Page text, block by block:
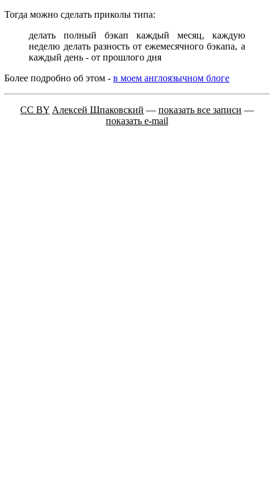
Тогда можно сделать приколы типа:
делать полный бэкап каждый месяц, каждую
неделю делать разность от ежемесячного бэкапа, а
каждый день - от прошлого дня
Более подробно об этом -в моем англоязычном блоге
CC BY Алексей Шпаковский — показать все записи —
показать e-mail